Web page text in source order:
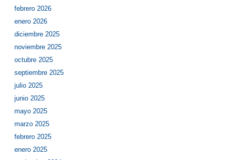
febrero 2026
enero 2026
diciembre 2025
noviembre 2025
octubre 2025
septiembre 2025
julio 2025
junio 2025
mayo 2025
marzo 2025
febrero 2025
enero 2025